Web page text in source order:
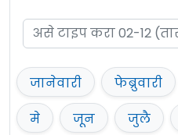
जानेवारी फेब्रुवारी
मे
जून जुलै